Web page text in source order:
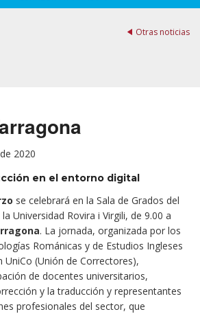
Otras noticias
2020
en el entorno digital
se celebrará en la Sala de Grados del
Universidad Rovira i Virgili, de 9.00 a
. La jornada, organizada por los
Románicas y de Estudios Ingleses
(Unión de Correctores),
de docentes universitarios,
y la traducción y representantes
profesionales del sector, que